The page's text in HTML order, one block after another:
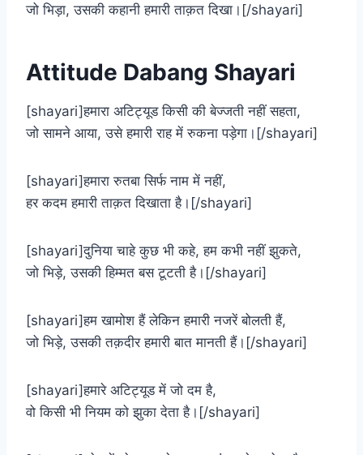
जो भिड़ा, उसकी कहानी हमारी ताक़त दिखा।[/shayari]
Attitude Dabang Shayari
[shayari]हमारा अटिट्यूड किसी की बेज्जती नहीं सहता,
जो सामने आया, उसे हमारी राह में रुकना पड़ेगा।[/shayari]
[shayari]हमारा रुतबा सिर्फ नाम में नहीं,
हर कदम हमारी ताक़त दिखाता है।[/shayari]
[shayari]दुनिया चाहे कुछ भी कहे, हम कभी नहीं झुकते,
जो भिड़े, उसकी हिम्मत बस टूटती है।[/shayari]
[shayari]हम खामोश हैं लेकिन हमारी नजरें बोलती हैं,
जो भिड़े, उसकी तक़दीर हमारी बात मानती हैं।[/shayari]
[shayari]हमारे अटिट्यूड में जो दम है,
वो किसी भी नियम को झुका देता है।[/shayari]